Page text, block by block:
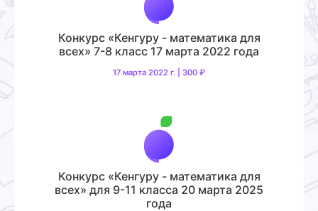
Конкурс «Кенгуру - математика для
всех» 7-8 класс 17 марта 2022 года
17 марта 2022 г. | 300 ₽
Конкурс «Кенгуру - математика для
всех» для 9-11 класса 20 марта 2025
года